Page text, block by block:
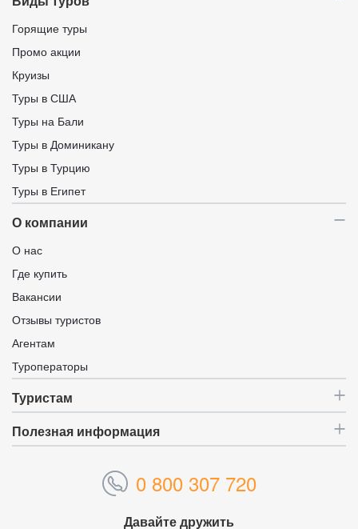
Горящие туры
Промо акции
Круизы
Туры в США
Туры на Бали
Туры в Доминикану
Туры в Турцию
Туры в Египет
О компании
О нас
Где купить
Вакансии
Отзывы туристов
Агентам
Туроператоры
Туристам
Полезная информация
0 800 307 720
Давайте дружить